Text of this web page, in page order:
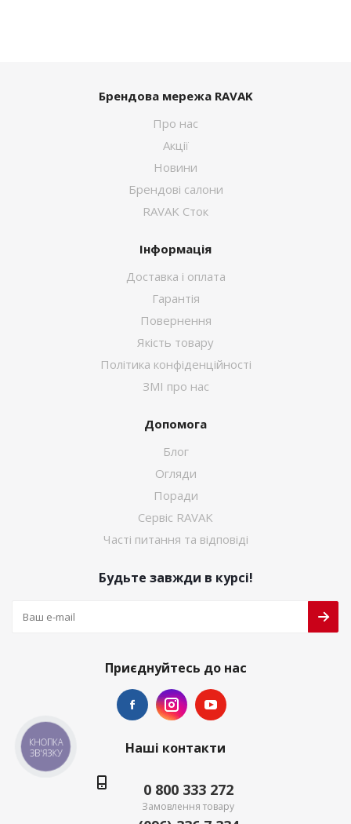
Брендова мережа RAVAK
Про нас
Акції
Новини
Брендові салони
RAVAK Сток
Інформація
Доставка і оплата
Гарантія
Повернення
Якість товару
Політика конфіденційності
ЗМІ про нас
Допомога
Блог
Огляди
Поради
Сервіс RAVAK
Часті питання та відповіді
Будьте завжди в курсі!
Приєднуйтесь до нас
Наші контакти
0 800 333 272
Замовлення товару
КНОПКА
ЗВ'ЯЗКУ